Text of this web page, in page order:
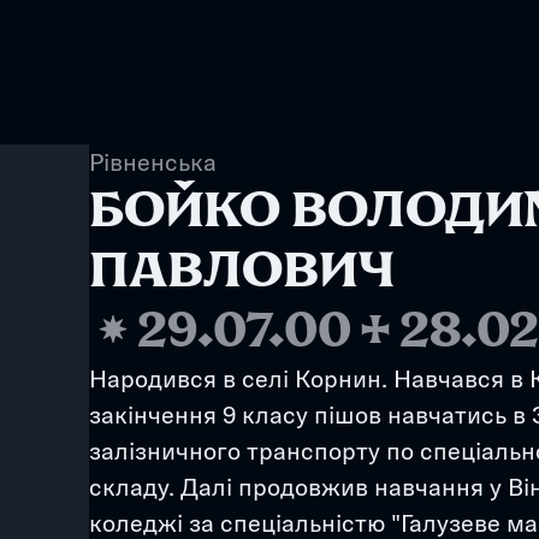
Рівненська
БОЙКО
ПАВЛОВИЧ
❋29.07.00✢
Народився в селі Корнин. Навчався в
закінчення 9 класу пішов навчатись в
залізничного транспорту по
складу. Далі продовжив навчання у
коледжі за спеціальністю "Галузеве